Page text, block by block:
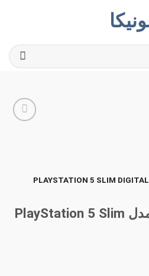
کنسول بازی سونی مدل PLAYSTATION 5 SLIM DIGITAL
کنسول بازی سونی مدل PlayStation 5 Slim